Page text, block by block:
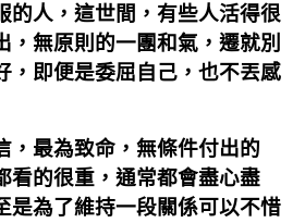
的人，這世間，有些人活得很
，無原則的一團和氣，遷就別
，即便是委屈自己，也不丟感
，最為致命，無條件付出的
看的很重，通常都會盡心盡
是為了維持一段關係可以不惜